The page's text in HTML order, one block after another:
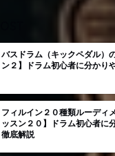
バスドラム（キックペダル）
ン２】ドラム初心者に分かり
フィルイン２０種類ルーディ
ッスン２０】ドラム初心者に
徹底解説